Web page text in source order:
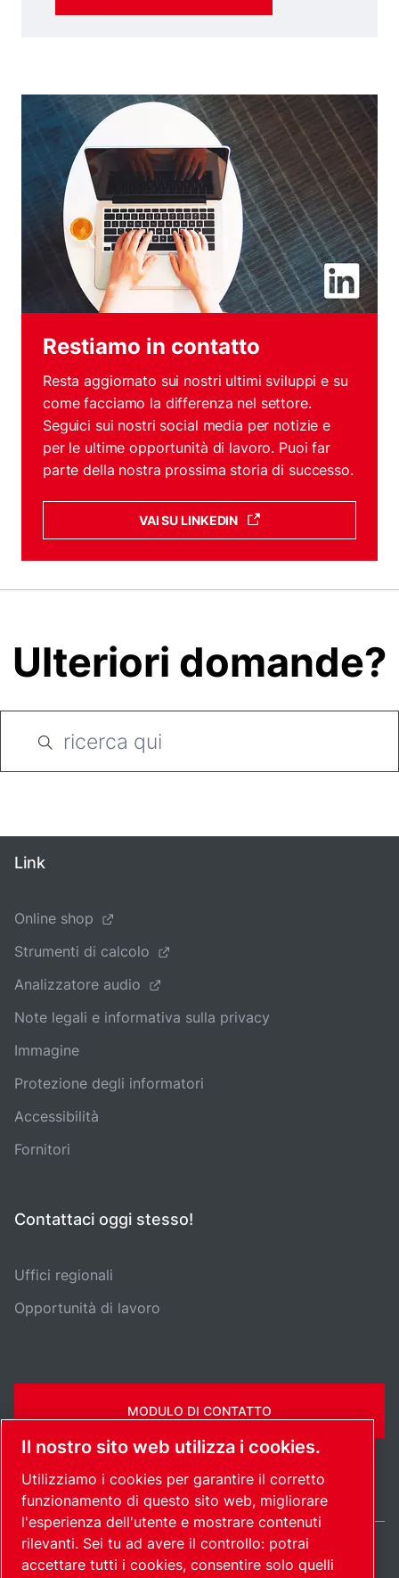
Restiamo in contatto
Resta aggiornato sui nostri ultimi sviluppi e su
come facciamo la differenza nel settore.
Seguici sui nostri social media per notizie e
per le ultime opportunità di lavoro. Puoi far
parte della nostra prossima storia di successo.
VAI SU LINKEDIN
Ulteriori domande?
Link
Online shop
Strumenti di calcolo
Analizzatore audio
Note legali e informativa sulla privacy
Immagine
Protezione degli informatori
Accessibilità
Fornitori
Contattaci oggi stesso!
Uffici regionali
Opportunità di lavoro
MODULO DI CONTATTO
Italy / IT
Il nostro sito web utilizza i cookies.
Utilizziamo i cookies per garantire il corretto
funzionamento di questo sito web, migliorare
l'esperienza dell'utente e mostrare contenuti
rilevanti. Sei tu ad avere il controllo: potrai
accettare tutti i cookies, consentire solo quelli